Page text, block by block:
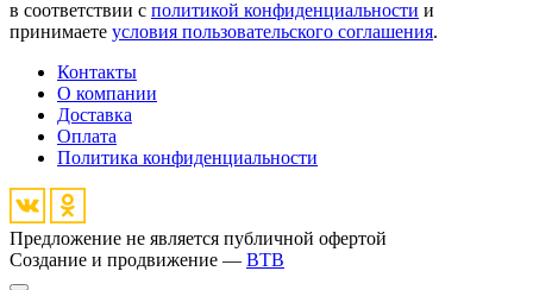
в соответствии с политикой конфиденциальности и
принимаете условия пользовательского соглашения.
Контакты
О компании
Доставка
Оплата
Политика конфиденциальности
Предложение не является публичной офертой
Создание и продвижение — BTB